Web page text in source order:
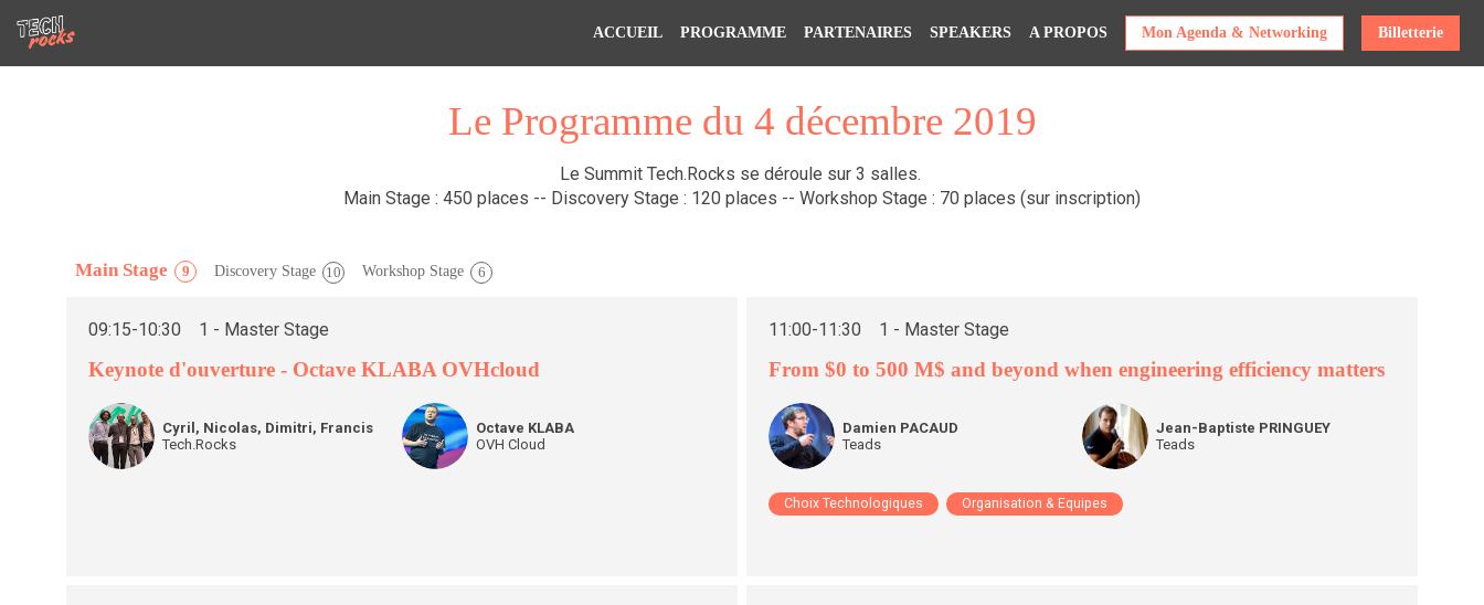
ACCUEIL PROGRAMME PARTENAIRES SPEAKERS A PROPOS Mon Agenda & Networking Billetterie
Le Programme du 4 décembre 2019
Le Summit Tech.Rocks se déroule sur 3 salles.
Main Stage : 450 places -- Discovery Stage : 120 places -- Workshop Stage : 70 places (sur inscription)
Main Stage 9 Discovery Stage 10 Workshop Stage 6
09:15-10:30 1 - Master Stage
Keynote d'ouverture - Octave KLABA OVHcloud
CNDFCyril, Nicolas, Dimitri, Francis
Tech.Rocks
OK Octave KLABA
OVH Cloud
11:00-11:30 1 - Master Stage
From $0 to 500 M$ and beyond when engineering efficiency matters
DP Damien PACAUD
Teads
JP Jean-Baptiste PRINGUEY
Teads
Choix Technologiques Organisation & Equipes